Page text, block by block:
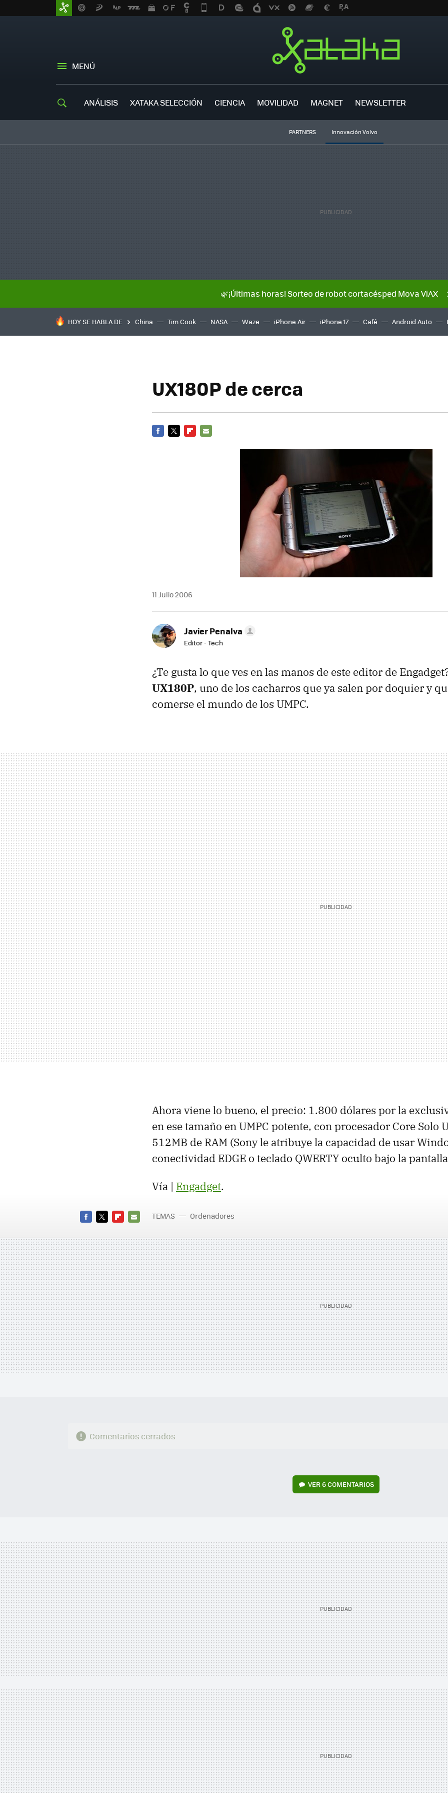
MENÚ
ANÁLISIS XATAKA SELECCIÓN CIENCIA MOVILIDAD MAGNET NEWSLETTER
PARTNERS Innovación Volvo
🌿¡Últimas horas! Sorteo de robot cortacésped Mova ViAX
HOY SE HABLA DE China Tim Cook NASA Waze iPhone Air iPhone 17 Café Android Auto
UX180P de cerca
11 Julio 2006
Javier Penalva
Editor - Tech
¿Te gusta lo que ves en las manos de este editor de
UX180P, uno de los cacharros que ya salen por doquier y
comerse el mundo de los UMPC.
Ahora viene lo bueno, el precio: 1.800 dólares por la
en ese tamaño en UMPC potente, con procesador Core Solo
512MB de RAM (Sony le atribuye la capacidad de usar
conectividad EDGE o teclado QWERTY oculto bajo la
Vía | Engadget.
MAIL
TEMAS Ordenadores
Comentarios cerrados
VER6 COMENTARIOS